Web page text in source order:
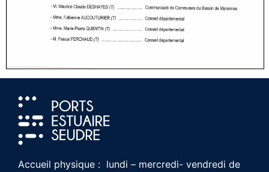
Accueil physique : lundi – mercredi- vendredi de